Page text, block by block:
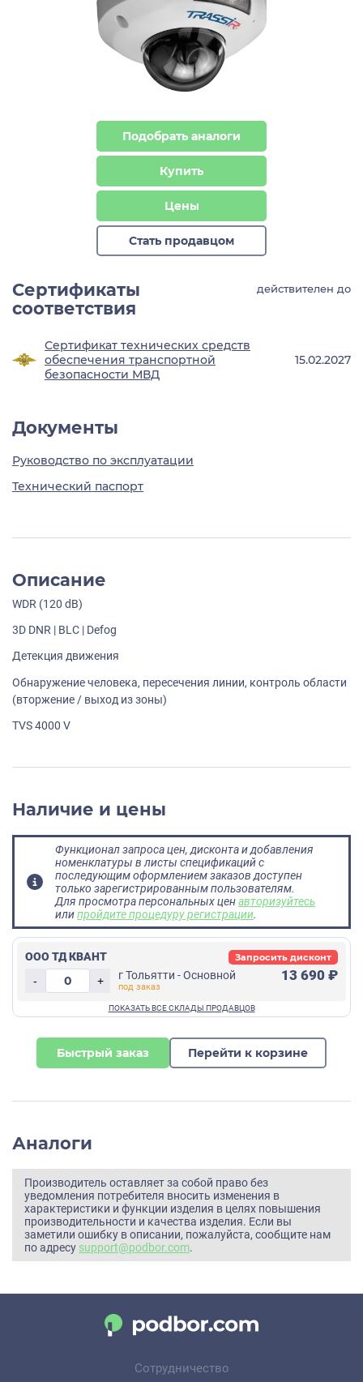
Подобрать аналоги
Купить
Цены
Стать продавцом
Сертификаты
соответствия
действителен до
Сертификат технических средств
обеспечения транспортной
безопасности МВД
15.02.2027
Документы
Руководство по эксплуатации
Технический паспорт
Описание
WDR (120 dB)
3D DNR | BLC | Defog
Детекция движения
Обнаружение человека, пересечения линии, контроль области
(вторжение / выход из зоны)
TVS 4000 V
Наличие и цены
Функционал запроса цен, дисконта и добавления
номенклатуры в листы спецификаций с
последующим оформлением заказов доступен
только зарегистрированным пользователям.
Для просмотра персональных ценавторизуйтесь
илипройдите процедуру регистрации.
ООО ТД КВАНТ
-
+ г Тольятти - Основной 13 690 ₽
Запросить дисконт
Быстрый заказ Перейти к корзине
Аналоги
Производитель оставляет за собой право без
уведомления потребителя вносить изменения в
характеристики и функции изделия в целях повышения
производительности и качества изделия. Если вы
заметили ошибку в описании, пожалуйста, сообщите нам
по адресу support@podbor.com.
Сотрудничество